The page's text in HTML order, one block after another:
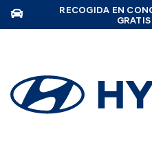
RECOGIDA EN
GRATIS